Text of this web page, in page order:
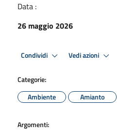
Data :
26 maggio 2026
Condividi Vedi azioni
Categorie:
Ambiente
Amianto
Argomenti: